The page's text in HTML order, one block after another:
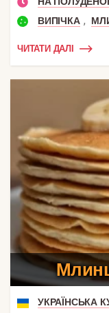
ВИПІЧКА ,
ЧИТАТИ ДАЛІ
УКРАЇНСЬКА